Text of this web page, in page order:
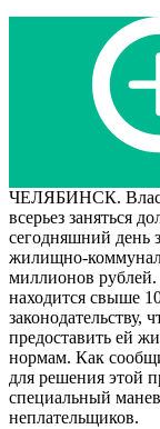
ЧЕЛЯБИНСК.
всерьез заняться
сегодняшний день
жилищно-
миллионов рублей.
находится свыше
законодательству,
предоставить ей
нормам. Как
для решения этой
специальный
неплательщиков.